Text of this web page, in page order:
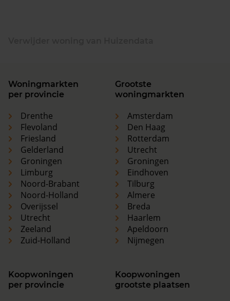
Woningmarkten
per provincie
Drenthe
Flevoland
Friesland
Gelderland
Groningen
Limburg
Noord-Brabant
Noord-Holland
Overijssel
Utrecht
Zeeland
Zuid-Holland
Grootste
woningmarkten
Amsterdam
Den Haag
Rotterdam
Utrecht
Groningen
Eindhoven
Tilburg
Almere
Breda
Haarlem
Apeldoorn
Nijmegen
Koopwoningen
per provincie
Koopwoningen
grootste plaatsen